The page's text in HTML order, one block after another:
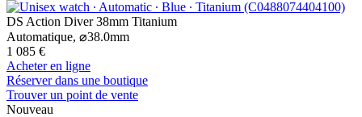
DS Action Diver 38mm Titanium
Automatique, ⌀38.0mm
1 085 €
Acheter en ligne
Réserver dans une boutique
Trouver un point de vente
Nouveau